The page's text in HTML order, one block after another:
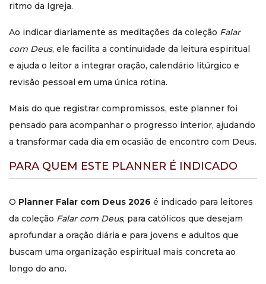
Mais do que um planner, um companheiro espiritual para o
ajudar o leitor a transformar a oração em hábito e a vida
interior em caminho concreto ao longo de todo o ano
litúrgico.
ritmo da Igreja.
Ao indicar diariamente as meditações da coleção Falar
com Deus, ele facilita a continuidade da leitura espiritual
e ajuda o leitor a integrar oração, calendário litúrgico e
revisão pessoal em uma única rotina.
Mais do que registrar compromissos, este planner foi
pensado para acompanhar o progresso interior, ajudando
a transformar cada dia em ocasião de encontro com Deus.
PARA QUEM ESTE PLANNER É INDICADO
O Planner Falar com Deus 2026 é indicado para leitores
da coleção Falar com Deus, para católicos que desejam
aprofundar a oração diária e para jovens e adultos que
buscam uma organização espiritual mais concreta ao
longo do ano.